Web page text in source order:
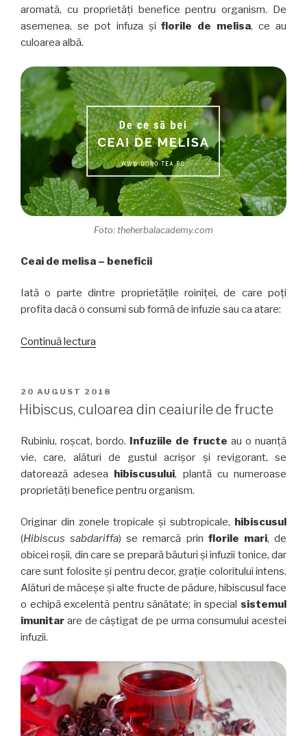
aromată, cu proprietăți benefice pentru organism. De
asemenea, se pot infuza șiflorile de melisa, ce au
culoarea albă.
Foto: theherbalacademy.com
Ceai de melisa – beneficii
Iată o parte dintre proprietățile roiniței, de care poți
profita dacă o consumi sub formă de infuzie sau ca atare:
Continuă lectura
bei
ceai
melisa
(roiniță)”
PUBLICAT
PE
20 AUGUST 2018
Hibiscus, culoarea din ceaiurile de fructe
Rubiniu, roșcat, bordo. Infuziile de fructe au o nuanță
vie, care, alături de gustul acrișor și revigorant, se
datorează adesea hibiscusului, plantă cu numeroase
proprietăți benefice pentru organism.
Originar din zonele tropicale și subtropicale, hibiscusul
(Hibiscus sabdariffa) se remarcă prin florile mari, de
obicei roșii, din care se prepară băuturi și infuzii tonice, dar
care sunt folosite și pentru decor, grație coloritului intens.
Alături de măceșe și alte fructe de pădure, hibiscusul face
o echipă excelentă pentru sănătate; în special sistemul
imunitar are de câștigat de pe urma consumului acestei
infuzii.